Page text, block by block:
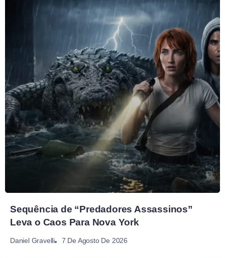
Sequência de “Predadores Assassinos”
Leva o Caos Para Nova York
Daniel Gravelli 7 De Agosto De 2026